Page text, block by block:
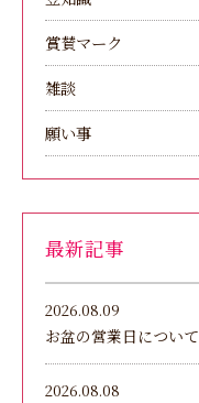
賞賛マーク
雑談
願い事
最新記事
2026.08.09
お盆の営業日について
2026.08.08